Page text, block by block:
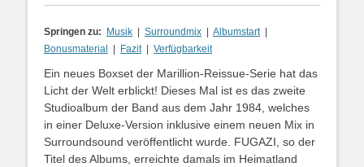
Springen zu: Musik Surroundmix Albumstart|
Bonusmaterial
Fazit| Verfügbarkeit
Ein neues Boxset der Marillion-Reissue-Serie hat das
Licht der Welt erblickt! Dieses Mal ist es das zweite
Studioalbum der Band aus dem Jahr 1984, welches
in einer Deluxe-Version inklusive einem neuen Mix in
Surroundsound veröffentlicht wurde. FUGAZI, so der
Titel des Albums, erreichte damals im Heimatland